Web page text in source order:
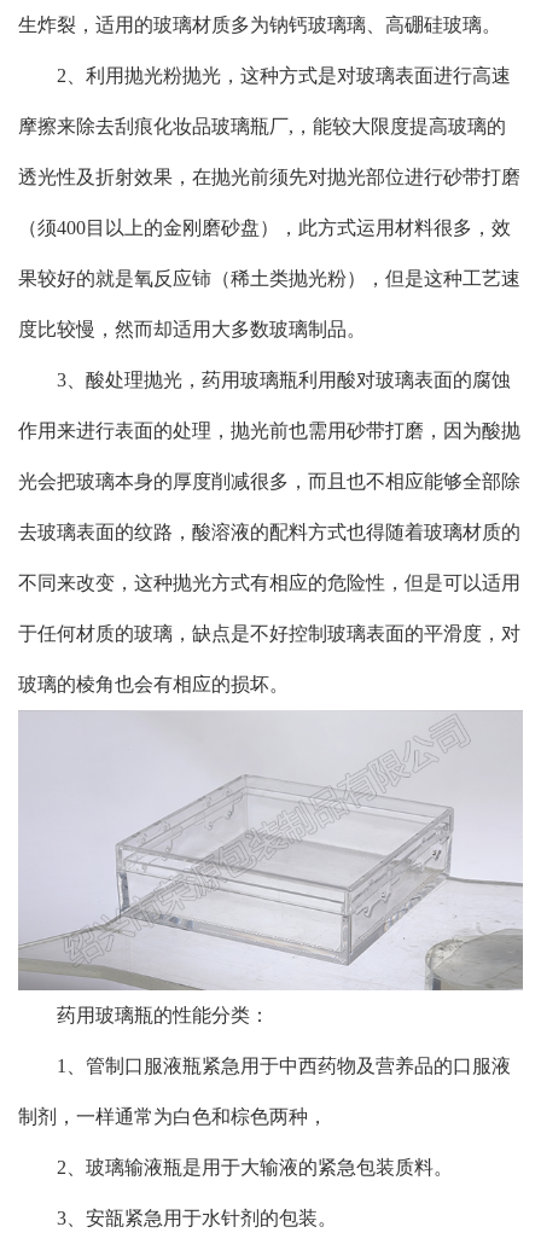
生炸裂，适用的玻璃材质多为钠钙玻璃璃、高硼硅玻璃。
2、利用抛光粉抛光，这种方式是对玻璃表面进行高速
摩擦来除去刮痕化妆品玻璃瓶厂,，能较大限度提高玻璃的
透光性及折射效果，在抛光前须先对抛光部位进行砂带打磨
（须400目以上的金刚磨砂盘），此方式运用材料很多，效
果较好的就是氧反应铈（稀土类抛光粉），但是这种工艺速
度比较慢，然而却适用大多数玻璃制品。
3、酸处理抛光，药用玻璃瓶利用酸对玻璃表面的腐蚀
作用来进行表面的处理，抛光前也需用砂带打磨，因为酸抛
光会把玻璃本身的厚度削减很多，而且也不相应能够全部除
去玻璃表面的纹路，酸溶液的配料方式也得随着玻璃材质的
不同来改变，这种抛光方式有相应的危险性，但是可以适用
于任何材质的玻璃，缺点是不好控制玻璃表面的平滑度，对
玻璃的棱角也会有相应的损坏。
药用玻璃瓶的性能分类：
1、管制口服液瓶紧急用于中西药物及营养品的口服液
制剂，一样通常为白色和棕色两种，
2、玻璃输液瓶是用于大输液的紧急包装质料。
3、安瓿紧急用于水针剂的包装。